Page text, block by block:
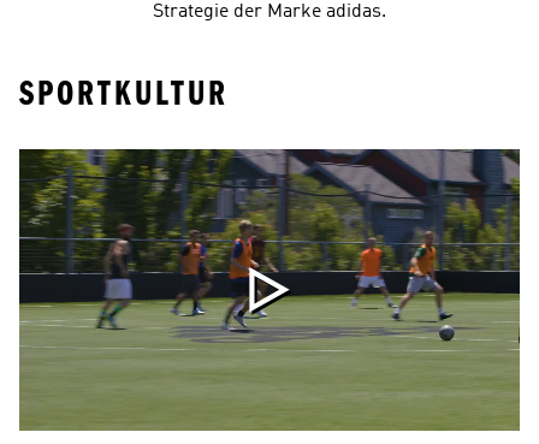
Strategie der Marke adidas.
SPORTKULTUR